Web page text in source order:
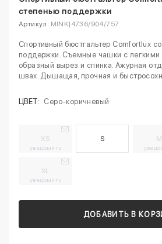
степенью поддержки
Артикул: MINK|4736/904/757
Спортивный бюстгальтер Comfortlux
поддержки. Съемные чашки с
образный вырез и спинка. Ажурная
швах. Дышащая, прочная и
ЦВЕТ: Серо-коричневый
XS
уведомить
S M
XL
уведомить
ДОБАВИТЬ В